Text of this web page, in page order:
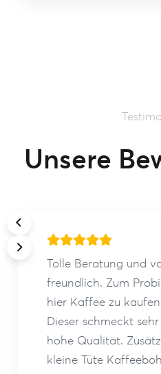
Unsere
Tolle Beratung und
freundlich. Zum
hier Kaffee zu
Dieser schmeckt
hohe Qualität.
kleine Tüte